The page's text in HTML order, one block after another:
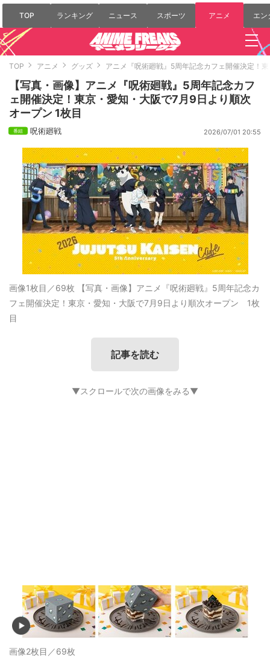
TOP ランキング ニュース スポーツ アニメ エン
TOP アニメ グッズ アニメ『呪術廻戦』5周年記念カフェ開催決定！
【写真・画像】アニメ『呪術廻戦』5周年記念カフ
ェ開催決定！東京・愛知・大阪で7月9日より順次
オープン 1枚目
呪術廻戦 2026/07/01 20:55
画像1枚目／69枚 【写真・画像】アニメ『呪術廻戦』5周年記念カ
フェ開催決定！東京・愛知・大阪で7月9日より順次オープン 1枚
目
記事を読む
▼スクロールで次の画像をみる▼
画像2枚目／69枚